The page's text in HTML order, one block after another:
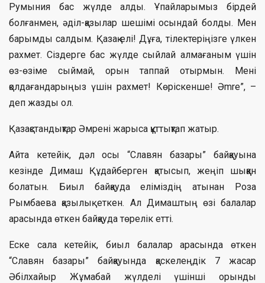
Румыния бас жүлде алды. Ұпайларымыз бірдей
болғанмен, әділ-қазылар шешімі осындай болды. Мен
барымды салдым. Қазақ елі! Дұға, тілектеріңізге үлкен
рахмет. Сіздерге бас жүлде сыйлай алмағаным үшін
өз-өзіме сыймай, орын таппай отырмын. Мені
қолдағандарыңыз үшін рахмет! Көріскенше! Әmre”, –
деп жазды ол.
Қазақстандықтар Әмрені жарыса құттықтап жатыр.
Айта кетейік, дәл осы “Славян базары” байқауына
кезінде Димаш Құдайберген қатысып, жеңіп шыққан
болатын. Биыл байқауда еліміздің атынан Роза
Рымбаева қазылық еткен. Ал Димаштың өзі балалар
арасында өткен байқауда төрелік етті.
Еске сала кетейік, биыл балалар арасында өткен
“Славян базары” байқауында қаскелеңдік 7 жасар
Әбілхайыр Жұмабай жүлделі үшінші орынды